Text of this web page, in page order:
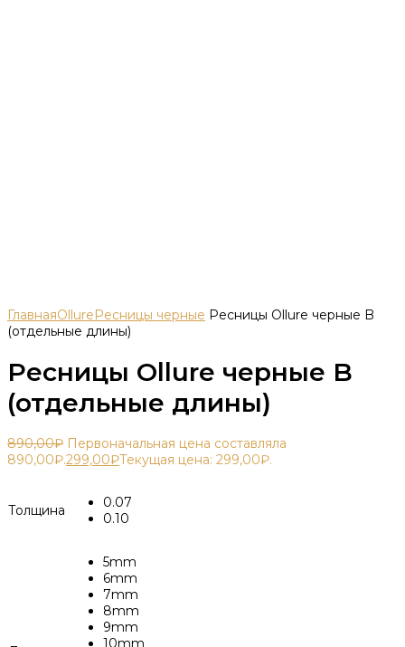
ГлавнаяOllureРесницы черные Ресницы Ollure черные B
(отдельные длины)
Ресницы Ollure черные B
(отдельные длины)
890,00₽ Первоначальная цена составляла
890,00₽.299,00₽Текущая цена: 299,00₽.
Толщина
0.07
0.10
5mm
6mm
7mm
8mm
9mm
10mm